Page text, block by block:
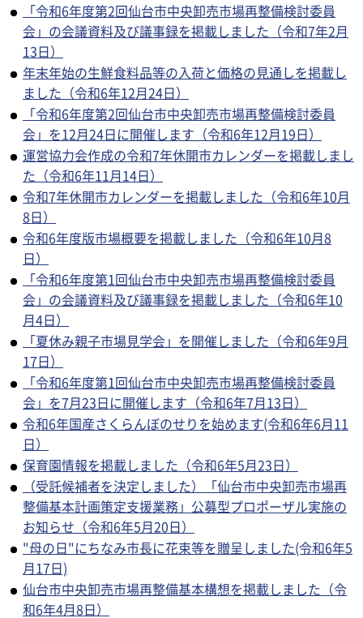
「令和6年度第2回仙台市中央卸売市場再整備検討委員
会」の会議資料及び議事録を掲載しました（令和7年2月
13日）
年末年始の生鮮食料品等の入荷と価格の見通しを掲載し
ました（令和6年12月24日）
「令和6年度第2回仙台市中央卸売市場再整備検討委員
会」を12月24日に開催します（令和6年12月19日）
運営協力会作成の令和7年休開市カレンダーを掲載しまし
た（令和6年11月14日）
令和7年休開市カレンダーを掲載しました（令和6年10月
8日）
令和6年度版市場概要を掲載しました（令和6年10月8
日）
「令和6年度第1回仙台市中央卸売市場再整備検討委員
会」の会議資料及び議事録を掲載しました（令和6年10
月4日）
「夏休み親子市場見学会」を開催しました（令和6年9月
17日）
「令和6年度第1回仙台市中央卸売市場再整備検討委員
会」を7月23日に開催します（令和6年7月13日）
令和6年国産さくらんぼのせりを始めます(令和6年6月11
日）
保育園情報を掲載しました（令和6年5月23日）
（受託候補者を決定しました）「仙台市中央卸売市場再
整備基本計画策定支援業務」公募型プロポーザル実施の
お知らせ（令和6年5月20日）
"母の日"にちなみ市長に花束等を贈呈しました(令和6年5
月17日)
仙台市中央卸売市場再整備基本構想を掲載しました（令
和6年4月8日）